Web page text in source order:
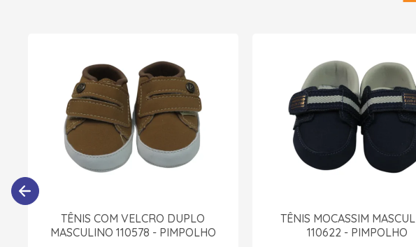
TÊNIS COM VELCRO DUPLO
MASCULINO 110578 - PIMPOLHO
TÊNIS MOCASSIM
110622 - PIMPOLHO